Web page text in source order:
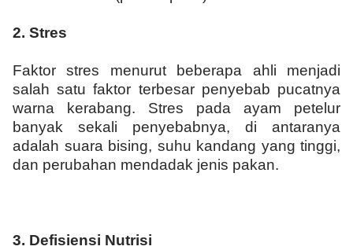
2. Stres
Faktor stres menurut beberapa ahli menjadi
salah satu faktor terbesar penyebab pucatnya
warna kerabang. Stres pada ayam petelur
banyak sekali penyebabnya, di antaranya
adalah suara bising, suhu kandang yang tinggi,
dan perubahan mendadak jenis pakan.
3. Defisiensi Nutrisi